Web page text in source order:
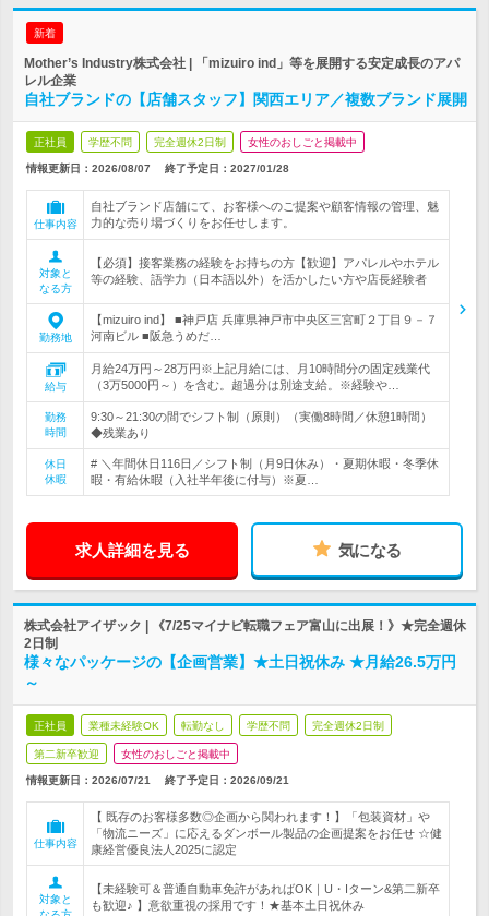
新着
Mother’s Industry株式会社 | 「mizuiro ind」等を展開する安定成長のアパ
レル企業
自社ブランドの【店舗スタッフ】関西エリア／複数ブランド展開
正社員 学歴不問 完全週休2日制 女性のおしごと掲載中
情報更新日：2026/08/07 終了予定日： 2027/01/28
仕事内容
自社ブランド店舗にて、お客様へのご提案や顧客情報の管理、魅
力的な売り場づくりをお任せします。
対象と
なる方
【必須】接客業務の経験をお持ちの方【歓迎】アパレルやホテル
等の経験、語学力（日本語以外）を活かしたい方や店長経験者
勤務地
【mizuiro ind】 ■神戸店 兵庫県神戸市中央区三宮町２丁目９－７
河南ビル ■阪急うめだ…
給与
月給24万円～28万円※上記月給には、月10時間分の固定残業代
（3万5000円～）を含む。超過分は別途支給。※経験や…
勤務
時間
9:30～21:30の間でシフト制（原則）（実働8時間／休憩1時間）
◆残業あり
休日
休暇
# ＼年間休日116日／シフト制（月9日休み）・夏期休暇・冬季休
暇・有給休暇（入社半年後に付与）※夏…
求人詳細を見る 気になる
株式会社アイザック | 《7/25マイナビ転職フェア富山に出展！》★完全週休
2日制
様々なパッケージの【企画営業】★土日祝休み ★月給26.5万円
～
正社員 業種未経験OK 転勤なし 学歴不問 完全週休2日制
第二新卒歓迎 女性のおしごと掲載中
情報更新日：2026/07/21 終了予定日： 2026/09/21
仕事内容
【 既存のお客様多数◎企画から関われます！】「包装資材」や
「物流ニーズ」に応えるダンボール製品の企画提案をお任せ ☆健
康経営優良法人2025に認定
対象と
【未経験可＆普通自動車免許があればOK｜U・Iターン&第二新卒
も歓迎♪ 】意欲重視の採用です！★基本土日祝休み